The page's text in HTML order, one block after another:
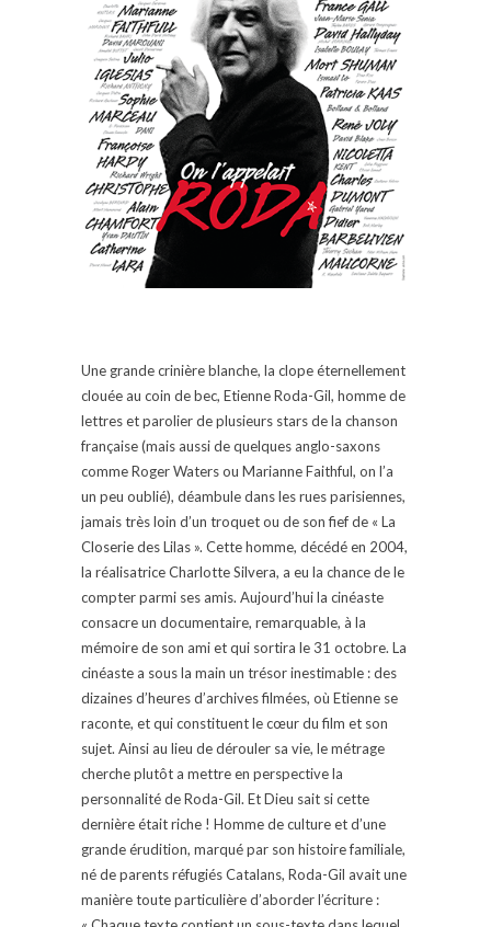
Une grande crinière blanche, la clope éternellement
clouée au coin de bec, Etienne Roda-Gil, homme de
lettres et parolier de plusieurs stars de la chanson
française (mais aussi de quelques anglo-saxons
comme Roger Waters ou Marianne Faithful, on l’a
un peu oublié), déambule dans les rues parisiennes,
jamais très loin d’un troquet ou de son fief de « La
Closerie des Lilas ». Cette homme, décédé en 2004,
la réalisatrice Charlotte Silvera, a eu la chance de le
compter parmi ses amis. Aujourd’hui la cinéaste
consacre un documentaire, remarquable, à la
mémoire de son ami et qui sortira le 31 octobre. La
cinéaste a sous la main un trésor inestimable : des
dizaines d’heures d’archives filmées, où Etienne se
raconte, et qui constituent le cœur du film et son
sujet. Ainsi au lieu de dérouler sa vie, le métrage
cherche plutôt a mettre en perspective la
personnalité de Roda-Gil. Et Dieu sait si cette
dernière était riche ! Homme de culture et d’une
grande érudition, marqué par son histoire familiale,
né de parents réfugiés Catalans, Roda-Gil avait une
manière toute particulière d’aborder l’écriture :